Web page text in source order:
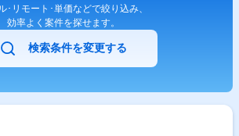
･リモート･単価などで絞り込み、
効率よく案件を探せます。
検索条件を変更する